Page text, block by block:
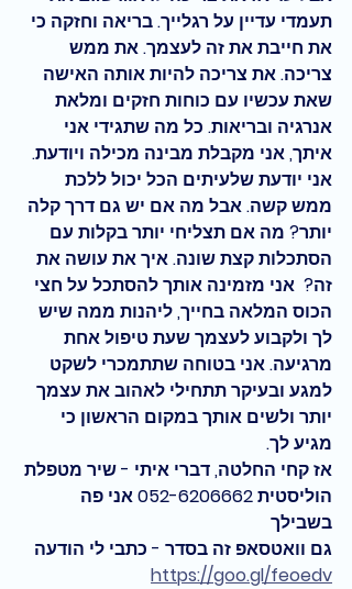
תעמדי עדיין על רגלייך. בריאה וחזקה כי
את חייבת את זה לעצמך. את ממש
צריכה. את צריכה להיות אותה האישה
שאת עכשיו עם כוחות חזקים ומלאת
אנרגיה ובריאות. כל מה שתגידי אני
איתך, אני מקבלת מבינה מכילה ויודעת.
אני יודעת שלעיתים הכל יכול ללכת
ממש קשה. אבל מה אם יש גם דרך קלה
יותר? מה אם תצליחי יותר בקלות עם
הסתכלות קצת שונה. איך את עושה את
זה?
  אני מזמינה אותך להסתכל על חצי
הכוס המלאה בחייך, ליהנות ממה שיש
לך ולקבוע לעצמך שעת טיפול אחת
מרגיעה. אני בטוחה שתתמכרי לשקט
למגע ובעיקר תתחילי לאהוב את עצמך
יותר ולשים אותך במקום הראשון כי
מגיע לך.
אז קחי החלטה, דברי איתי - שיר מטפלת
הוליסטית 052-6206662 אני פה
בשבילך
גם וואטסאפ זה בסדר - כתבי לי הודעה
https://goo.gl/feoedv